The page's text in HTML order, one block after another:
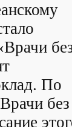
По
без